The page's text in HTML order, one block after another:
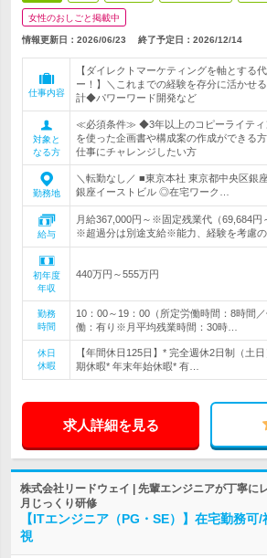
女性のおしごと掲載中
情報更新日：2026/06/23 終了予定日： 2026/12/14
仕事内容
【ダイレクトマーケティングを軸とする
ー！】＼これまでの経験を存分に活かせ
計◆パワーワード開発など
対象と
なる方
≪必須条件≫ ◆3年以上のコピーライティ
を使った企画書や構成案の作成ができる
仕事にチャレンジしたい方
勤務地
＼転勤なし／ ■東京本社 東京都中央区銀
銀座イーストビル ◎在宅ワーク…
給与
月給367,000円～※固定残業代（69,684円
※超過分は別途支給※能力、経験を考慮
初年度
年収
440万円～555万円
勤務
時間
10：00～19：00（所定労働時間：8時間
働：有り※月平均残業時間：30時…
休日
休暇
【年間休日125日】* 完全週休2日制（土
期休暇* 年末年始休暇* 有…
求人詳細を見る
株式会社リードウェイ | 先輩エンジニアが丁寧に
月じっくり研修
【ITエンジニア（PG・SE）】在宅勤務可
視